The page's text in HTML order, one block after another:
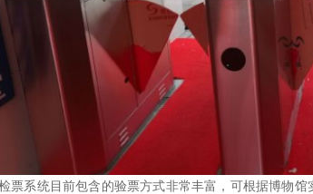
票系统目前包含的验票方式非常丰富，可根据博物